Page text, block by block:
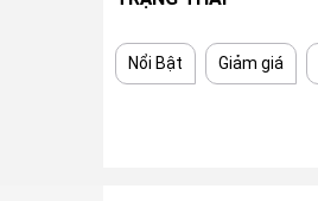
Nổi Bật Giảm giá